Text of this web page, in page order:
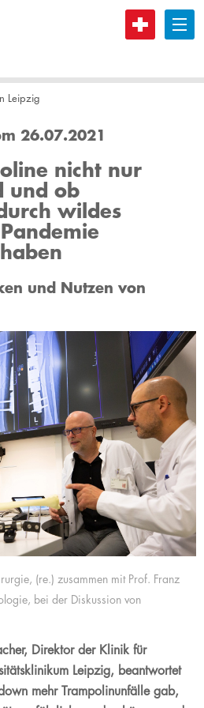
B
Leipzig
26.07.2021
nicht nur
und ob
wildes
und Nutzen von
(re.) zusammen mit Prof. Franz
bei der Diskussion von
Direktor der Klinik für
Leipzig, beantwortet
mehr Trampolinunfälle gab,